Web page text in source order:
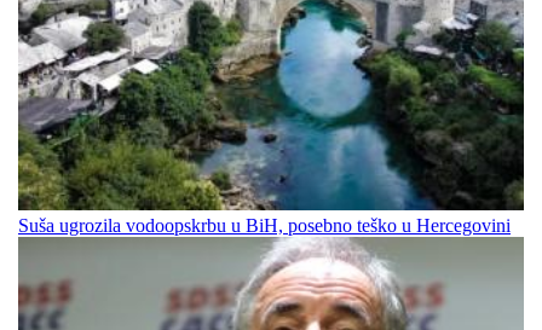
Suša ugrozila vodoopskrbu u BiH, posebno teško u Hercegovini